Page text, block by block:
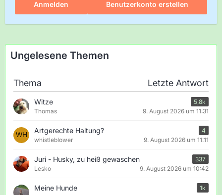
Benutzerkonto erstellen
Anmelden
Ungelesene Themen
Thema Letzte Antwort
Witze
5,8k
Thomas
9. August 2026 um 11:31
Artgerechte Haltung?
4
whistleblower
9. August 2026 um 11:11
Juri - Husky, zu heiß gewaschen
337
Lesko
9. August 2026 um 10:42
Meine Hunde
1k